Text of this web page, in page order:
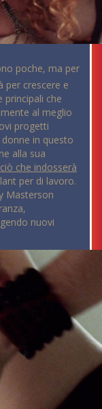
poche, ma per
per crescere e
principali che
al meglio
progetti
in questo
alla sua
che indosserà
per di lavoro.
Masterson
nuovi